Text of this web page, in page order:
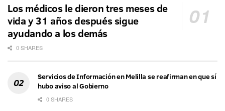
Los médicos le dieron tres meses de
vida y 31 años después sigue
ayudando a los demás
0 SHARES
Servicios de Información en Melilla se reafirman en que sí
hubo aviso al Gobierno
0 SHARES